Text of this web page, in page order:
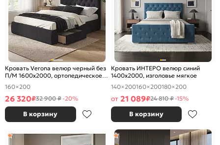
Кровать Verona велюр черный без
П/М 1600x2000, ортопедическое
основание, изголовье мягкое
160×200
26 320₽32 900 ₽-20%
В корзину
Кровать ИНТЕРО велюр синий
1400x2000, изголовье мягкое
140×200160×200180×200
от 21 089₽24 810 ₽-15%
В корзину